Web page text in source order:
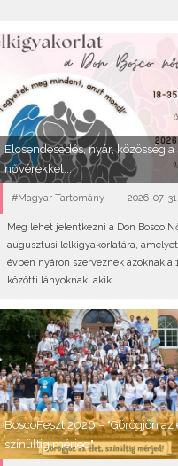
Elcsendesedés, nyár, közösség a
nővérekkel...
#Magyar Tartomány 2026-07-
Még lehet jelentkezni a Don Bosco
augusztusi lelkigyakorlatára,
évben nyáron szerveznek azoknak a
közötti lányoknak, akik..
BoscoFeszt 2026 – "Görögjön az
színültig mérjed"